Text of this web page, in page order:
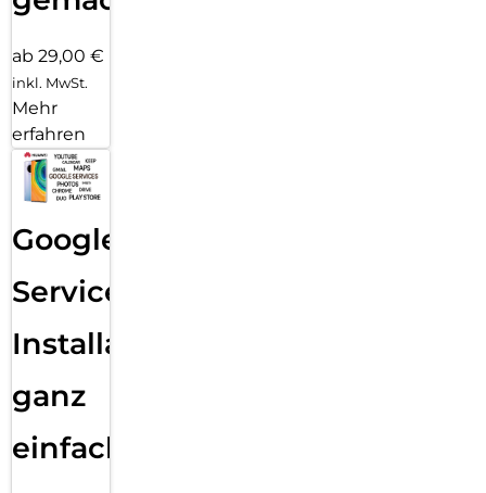
ab 29,00 €
inkl. MwSt.
Mehr
erfahren
Google
Services
Installation
ganz
einfach